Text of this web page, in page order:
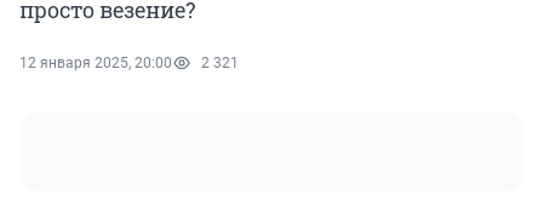
просто везение?
12 января 2025, 20:00 2 321